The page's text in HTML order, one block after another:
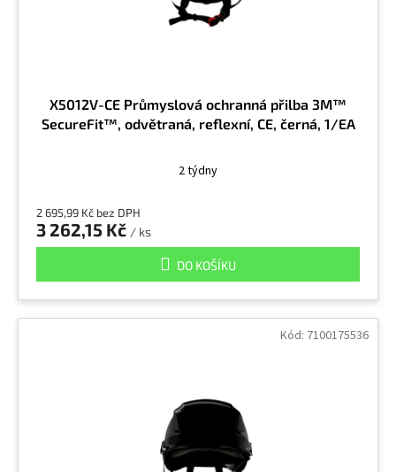
X5012V-CE Průmyslová ochranná přilba 3M™
SecureFit™, odvětraná, reflexní, CE, černá, 1/EA
2 týdny
2 695,99 Kč bez DPH
3 262,15 Kč / ks
DO KOŠÍKU
Kód: 7100175536